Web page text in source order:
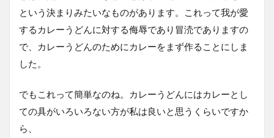
という決まりみたいなものがあります。これって我が愛
するカレーうどんに対する侮辱であり冒涜でありますの
で、カレーうどんのためにカレーをまず作ることにしま
した。
でもこれって簡単なのね。カレーうどんにはカレーとし
ての具がいろいろない方が私は良いと思うくらいですか
ら、